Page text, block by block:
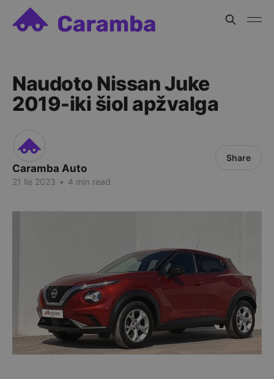
Naudoto Nissan Juke
2019-iki šiol apžvalga
Caramba Auto
21 lie 2023 • 4 min read
Share